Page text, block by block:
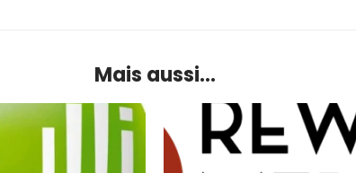
Mais aussi...